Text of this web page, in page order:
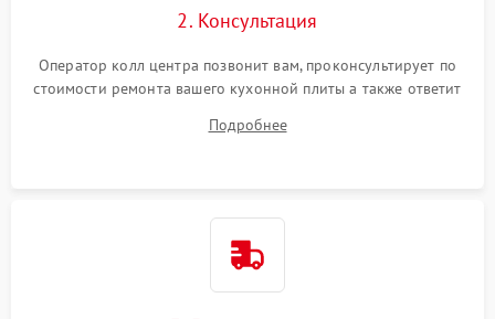
2. Консультация
Оператор колл центра позвонит вам, проконсультирует по
стоимости ремонта вашего кухонной плиты а также ответит
Подробнее